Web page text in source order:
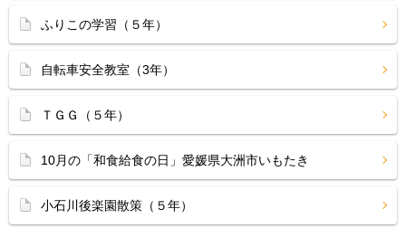
ふりこの学習（５年）
自転車安全教室（3年）
ＴＧＧ（５年）
10月の「和食給食の日」愛媛県大洲市いもたき
小石川後楽園散策（５年）